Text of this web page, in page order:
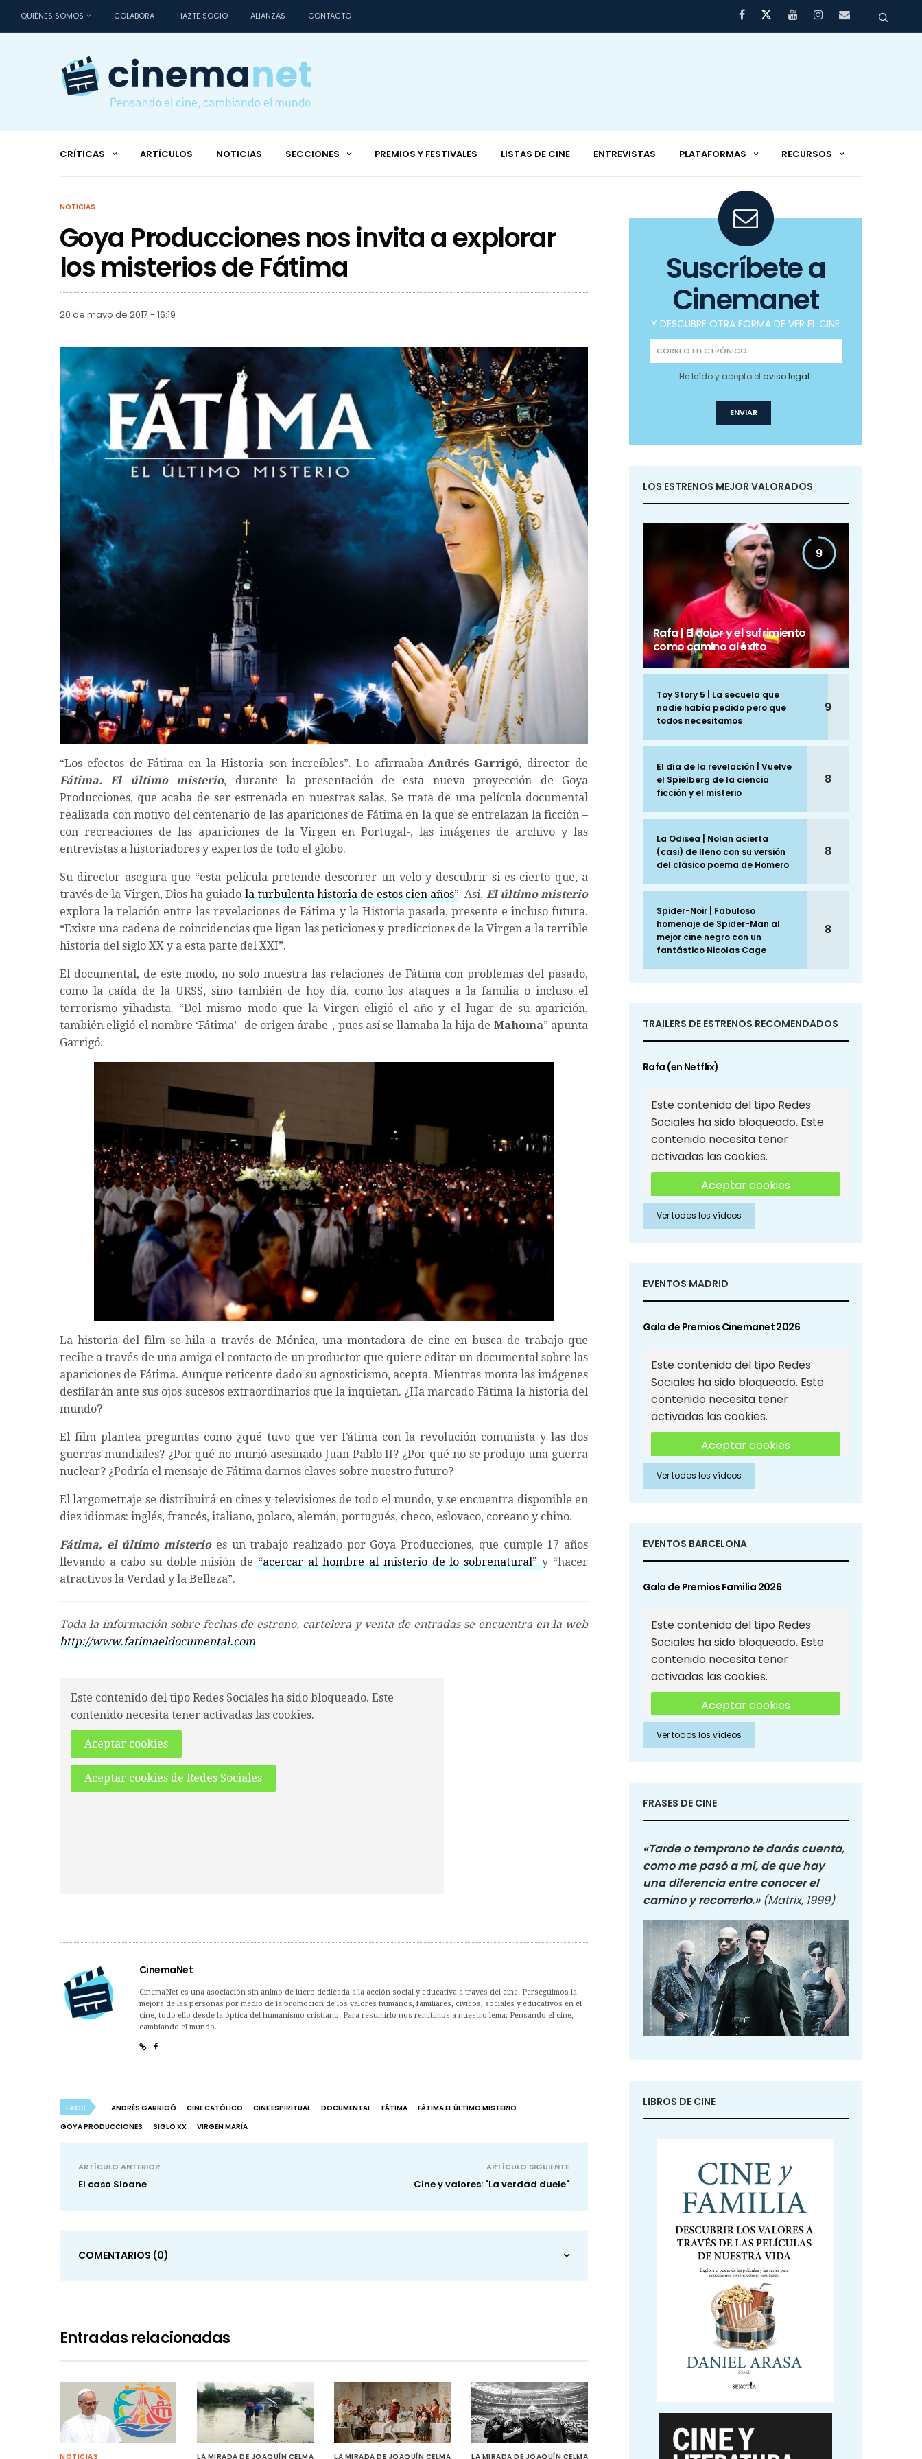
QUIÉNES SOMOS COLABORA HAZTE SOCIO ALIANZAS CONTACTO
CRÍTICAS ARTÍCULOS NOTICIAS SECCIONES PREMIOS Y FESTIVALES LISTAS DE CINE ENTREVISTAS PLATAFORMAS RECURSOS
NOTICIAS
Goya Producciones nos invita a explorar
los misterios de Fátima
20 de mayo de 2017 - 16:19
“Los efectos de Fátima en la Historia son increíbles”. Lo afirmaba Andrés Garrigó, director de
Fátima. El último misterio, durante la presentación de esta nueva proyección de Goya
Producciones, que acaba de ser estrenada en nuestras salas. Se trata de una película documental
realizada con motivo del centenario de las apariciones de Fátima en la que se entrelazan la ficción –
con recreaciones de las apariciones de la Virgen en Portugal-, las imágenes de archivo y las
entrevistas a historiadores y expertos de todo el globo.
Su director asegura que “esta película pretende descorrer un velo y descubrir si es cierto que, a
través de la Virgen, Dios ha guiado la turbulenta historia de estos cien años”. Así, El último misterio
explora la relación entre las revelaciones de Fátima y la Historia pasada, presente e incluso futura.
“Existe una cadena de coincidencias que ligan las peticiones y predicciones de la Virgen a la terrible
historia del siglo XX y a esta parte del XXI”.
El documental, de este modo, no solo muestra las relaciones de Fátima con problemas del pasado,
como la caída de la URSS, sino también de hoy día, como los ataques a la familia o incluso el
terrorismo yihadista. “Del mismo modo que la Virgen eligió el año y el lugar de su aparición,
también eligió el nombre ‘Fátima’ -de origen árabe-, pues así se llamaba la hija de Mahoma” apunta
Garrigó.
La historia del film se hila a través de Mónica, una montadora de cine en busca de trabajo que
recibe a través de una amiga el contacto de un productor que quiere editar un documental sobre las
apariciones de Fátima. Aunque reticente dado su agnosticismo, acepta. Mientras monta las imágenes
desfilarán ante sus ojos sucesos extraordinarios que la inquietan. ¿Ha marcado Fátima la historia del
mundo?
El film plantea preguntas como ¿qué tuvo que ver Fátima con la revolución comunista y las dos
guerras mundiales? ¿Por qué no murió asesinado Juan Pablo II? ¿Por qué no se produjo una guerra
nuclear? ¿Podría el mensaje de Fátima darnos claves sobre nuestro futuro?
El largometraje se distribuirá en cines y televisiones de todo el mundo, y se encuentra disponible en
diez idiomas: inglés, francés, italiano, polaco, alemán, portugués, checo, eslovaco, coreano y chino.
Fátima, el último misterioes un trabajo realizado por Goya Producciones, que cumple 17 años
llevando a cabo su doble misión de “acercar al hombre al misterio de lo sobrenatural”y “hacer
atractivos la Verdad y la Belleza”.
Toda la información sobre fechas de estreno, cartelera y venta de entradas se encuentra en la web
http://www.fatimaeldocumental.com
Este contenido del tipo Redes Sociales ha sido bloqueado. Este
contenido necesita tener activadas las cookies.
Aceptar cookies
Aceptar cookies de Redes Sociales
CinemaNet
CinemaNet es una asociación sin ánimo de lucro dedicada a la acción social y educativa a través del cine. Perseguimos la
mejora de las personas por medio de la promoción de los valores humanos, familiares, cívicos, sociales y educativos en el
cine, todo ello desde la óptica del humanismo cristiano. Para resumirlo nos remitimos a nuestro lema: Pensando el cine,
cambiando el mundo.
TAGS ANDRÉS GARRIGÓ CINE CATÓLICO CINE ESPIRITUAL DOCUMENTAL FÁTIMA
FÁTIMA EL ÚLTIMO MISTERIO
GOYA PRODUCCIONES
SIGLO XX VIRGEN MARÍA
ARTÍCULO ANTERIOR
El caso Sloane
ARTÍCULO SIGUIENTE
Cine y valores: "La verdad duele"
COMENTARIOS (0)
Entradas relacionadas
NOTICIAS LA MIRADA DE JOAQUÍN CELMA LA MIRADA DE JOAQUÍN CELMA LA MIRADA DE JOAQUÍN CELMA
Suscríbete a
Cinemanet
Y DESCUBRE OTRA FORMA DE VER EL CINE
He leído y acepto elaviso legal.
LOS ESTRENOS MEJOR VALORADOS
9
Rafa | El dolor y el sufrimiento
como camino al éxito
Toy Story 5 | La secuela que
nadie había pedido pero que
todos necesitamos
9
El día de la revelación | Vuelve
el Spielberg de la ciencia
ficción y el misterio
8
La Odisea | Nolan acierta
(casi) de lleno con su versión
del clásico poema de Homero
8
Spider-Noir | Fabuloso
homenaje de Spider-Man al
mejor cine negro con un
fantástico Nicolas Cage
8
TRAILERS DE ESTRENOS RECOMENDADOS
Rafa (en Netflix)
Este contenido del tipo Redes
Sociales ha sido bloqueado. Este
contenido necesita tener
activadas las cookies.
Aceptar cookies
Aceptar cookies de Redes
Sociales
Ver todos los vídeos
EVENTOS MADRID
Gala de Premios Cinemanet 2026
Este contenido del tipo Redes
Sociales ha sido bloqueado. Este
contenido necesita tener
activadas las cookies.
Aceptar cookies
Aceptar cookies de Redes
Sociales
Ver todos los vídeos
EVENTOS BARCELONA
Gala de Premios Familia 2026
Este contenido del tipo Redes
Sociales ha sido bloqueado. Este
contenido necesita tener
activadas las cookies.
Aceptar cookies
Aceptar cookies de Redes
Sociales
Ver todos los vídeos
FRASES DE CINE
«Tarde o temprano te darás cuenta,
como me pasó a mí, de que hay
una diferencia entre conocer el
camino y recorrerlo.» (Matrix, 1999)
LIBROS DE CINE